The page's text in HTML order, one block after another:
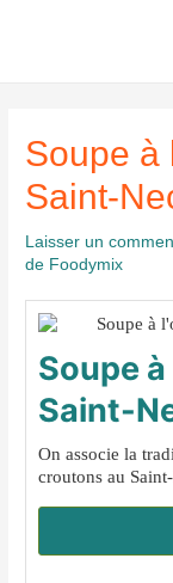
Soupe à
Saint-
Laisser un
de Foodymix
Soupe
Saint-
On associe la
croutons au